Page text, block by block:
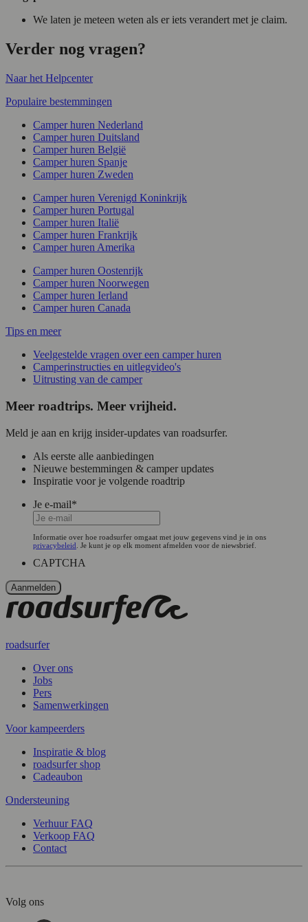
We laten je meteen weten als er iets verandert met je claim.
Verder nog vragen?
Naar het Helpcenter
Populaire bestemmingen
Camper huren Nederland
Camper huren Duitsland
Camper huren België
Camper huren Spanje
Camper huren Zweden
Camper huren Verenigd Koninkrijk
Camper huren Portugal
Camper huren Italië
Camper huren Frankrijk
Camper huren Amerika
Camper huren Oostenrijk
Camper huren Noorwegen
Camper huren Ierland
Camper huren Canada
Tips en meer
Veelgestelde vragen over een camper huren
Camperinstructies en uitlegvideo's
Uitrusting van de camper
Meer roadtrips. Meer vrijheid.
Meld je aan en krijg insider-updates van roadsurfer.
Als eerste alle aanbiedingen
Nieuwe bestemmingen & camper updates
Inspiratie voor je volgende roadtrip
Je e-mail*
Informatie over hoe roadsurfer omgaat met jouw gegevens vind je in ons
privacybeleid . Je kunt je op elk moment afmelden voor de niewsbrief.
CAPTCHA
roadsurfer
Over ons
Jobs
Pers
Samenwerkingen
Voor kampeerders
Inspiratie & blog
roadsurfer shop
Cadeaubon
Ondersteuning
Verhuur FAQ
Verkoop FAQ
Contact
Volg ons